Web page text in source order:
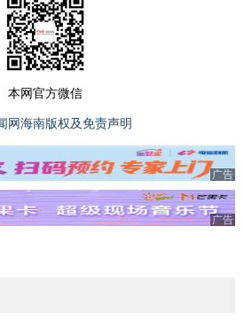
本网官方微信
网海南版权及免责声明
广告
广告